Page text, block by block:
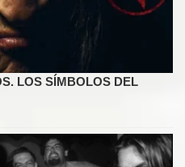
LOS SÍMBOLOS DEL